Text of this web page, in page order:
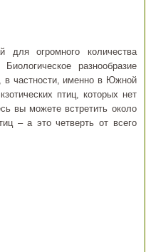
огромного количества
разнообразие
в частности, именно в Южной
птиц, которых нет
вы можете встретить около
– а это четверть от всего